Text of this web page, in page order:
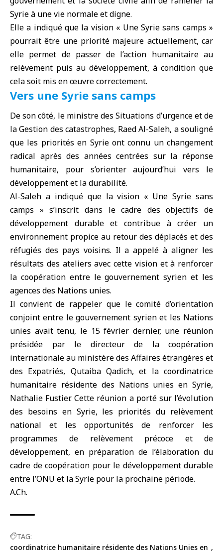
Syrie à une vie normale et digne.
Elle a indiqué que la vision « Une Syrie sans camps »
pourrait être une priorité majeure actuellement, car
elle permet de passer de l’action humanitaire au
relèvement puis au développement, à condition que
cela soit mis en œuvre correctement.
Vers une Syrie sans camps
De son côté, le ministre des Situations d’urgence et de
la Gestion des catastrophes, Raed Al-Saleh, a souligné
que les priorités en Syrie ont connu un changement
radical après des années centrées sur la réponse
humanitaire, pour s’orienter aujourd’hui vers le
développement et la durabilité.
Al-Saleh a indiqué que la vision « Une Syrie sans
camps » s’inscrit dans le cadre des objectifs de
développement durable et contribue à créer un
environnement propice au retour des déplacés et des
réfugiés des pays voisins. Il a appelé à aligner les
résultats des ateliers avec cette vision et à renforcer
la coopération entre le gouvernement syrien et les
agences des Nations unies.
Il convient de rappeler que le comité d’orientation
conjoint entre le gouvernement syrien et les Nations
unies avait tenu, le 15 février dernier, une réunion
présidée par le directeur de la coopération
internationale au ministère des Affaires étrangères et
des Expatriés, Qutaiba Qadich, et la coordinatrice
humanitaire résidente des Nations unies en Syrie,
Nathalie Fustier. Cette réunion a porté sur l’évolution
des besoins en Syrie, les priorités du relèvement
national et les opportunités de renforcer les
programmes de relèvement précoce et de
développement, en préparation de l’élaboration du
cadre de coopération pour le développement durable
entre l’ONU et la Syrie pour la prochaine période.
A.Ch.
TAG:
coordinatrice humanitaire résidente des Nations Unies en